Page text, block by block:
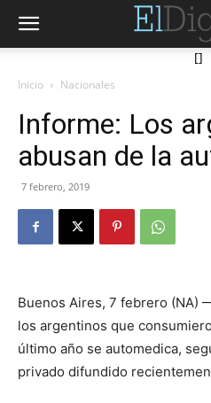
[]
Inicio Nacionales
Informe: Los
abusan de la
7 febrero, 2019
Buenos Aires, 7 febrero (NA)
los argentinos que
último año se automedica,
privado difundido